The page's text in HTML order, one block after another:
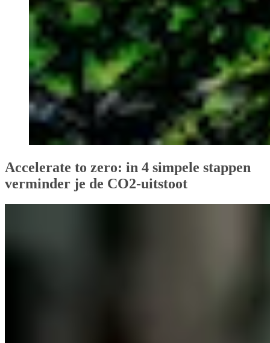
Accelerate to zero: in 4 simpele stappen
verminder je de CO2-uitstoot